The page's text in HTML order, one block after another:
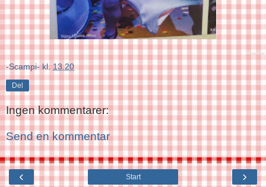
-Scampi- kl.13.20
Del
Ingen kommentarer:
Send en kommentar
‹ ›
Start